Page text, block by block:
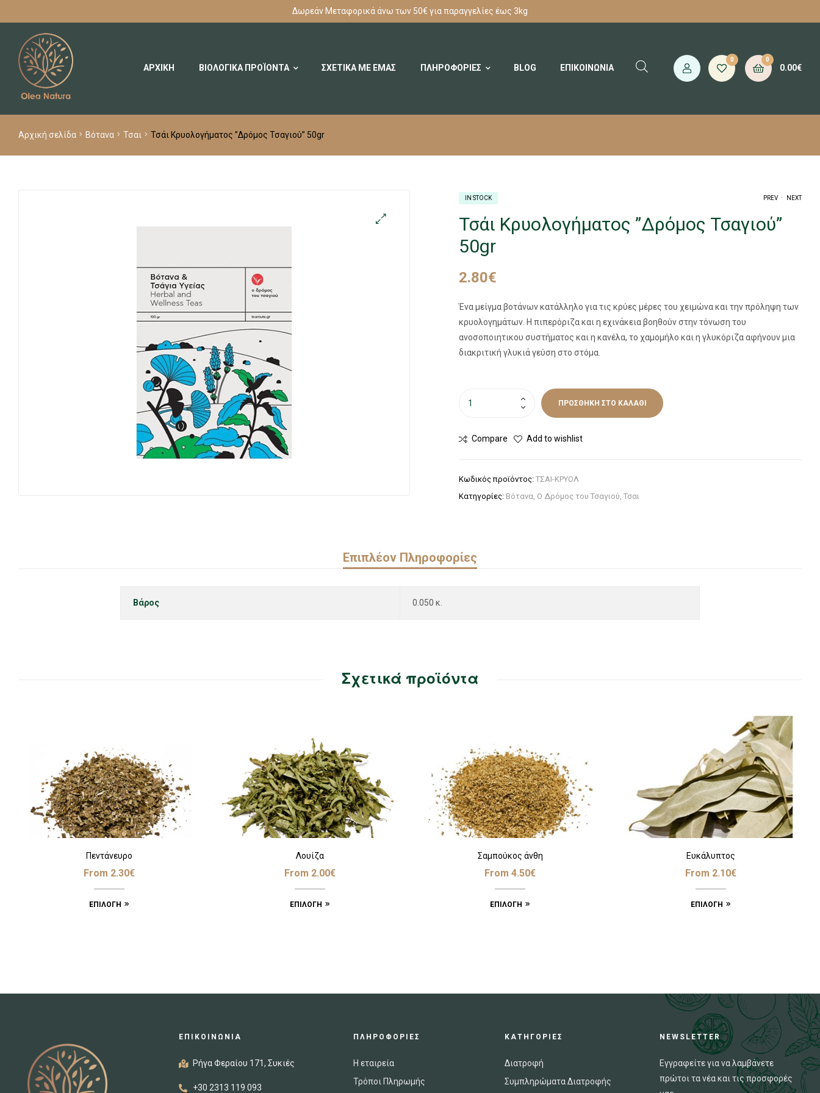
Δωρεάν Μεταφορικά άνω των 50€ για παραγγελίες έως 3kg
ΑΡΧΙΚΗ ΒΙΟΛΟΓΙΚΑ ΠΡΟΪΟΝΤΑ ΣΧΕΤΙΚΑ ΜΕ ΕΜΑΣ ΠΛΗΡΟΦΟΡΙΕΣ BLOG ΕΠΙΚΟΙΝΩΝΙΑ
0 0
0.00€
Αρχική σελίδα Βότανα Τσαι Τσάι Κρυολογήματος ”Δρόμος Τσαγιού” 50gr
PREV NEXT
IN STOCK
Τσάι Κρυολογήματος ”Δρόμος Τσαγιού”
50gr
2.80€
Ένα μείγμα βοτάνων κατάλληλο για τις κρύες μέρες του χειμώνα και την πρόληψη των
κρυολογημάτων. Η πιπερόριζα και η εχινάκεια βοηθούν στην τόνωση του
ανοσοποιητικου συστήματος και η κανέλα, το χαμομήλο και η γλυκόριζα αφήνουν μια
διακριτική γλυκιά γεύση στο στόμα.
ΠΡΟΣΘΉΚΗ ΣΤΟ ΚΑΛΆΘΙ
Compare Add to wishlist
Κωδικός προϊόντος: ΤΣΑΙ-ΚΡΥΟΛ
Κατηγορίες: Βότανα, Ο Δρόμος του Τσαγιού, Τσαι
Επιπλέον Πληροφορίες
Βάρος 0.050 κ.
Σχετικά προϊόντα
Πεντάνευρο
From 2.30€
ΕΠΙΛΟΓΉ
Λουίζα
From 2.00€
ΕΠΙΛΟΓΉ
Σαμπούκος άνθη
From 4.50€
ΕΠΙΛΟΓΉ
Ευκάλυπτος
From 2.10€
ΕΠΙΛΟΓΉ
ΕΠΙΚΟΙΝΩΝΙΑ
Ρήγα Φεραίου 171, Συκιές
+30 2313 119 093
ΠΛΗΡΟΦΟΡΙΕΣ
Η εταιρεία
Τρόποι Πληρωμής
ΚΑΤΗΓΟΡΙΕΣ
Διατροφή
Συμπληρώματα Διατροφής
NEWSLETTER
Εγγραφείτε για να λαμβάνετε
πρώτοι τα νέα και τις προσφορές